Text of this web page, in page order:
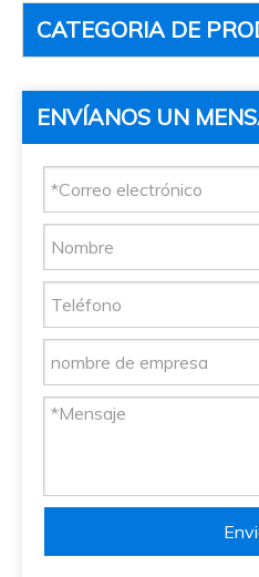
CATEGORIA DE
ENVÍANOS UN